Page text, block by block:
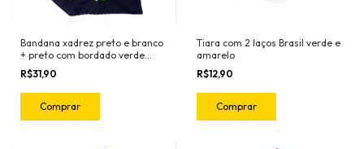
Bandana xadrez preto e branco
+ preto com bordado verde
neon
R$31,90
Comprar
Tiara com 2 laços Brasil verde e
amarelo
R$12,90
Comprar